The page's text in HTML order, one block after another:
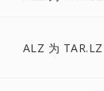
ALZ 为 TAR.LZ